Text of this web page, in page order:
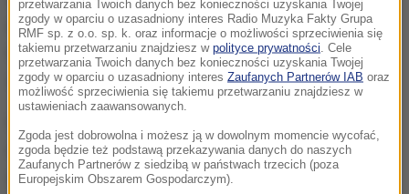
nakryciach głowy, niewychodzenie na zewnątrz, o ile
to możliwe, w godzinach najsilniejszej operacji
słonecznej, przyjmowanie dużych ilości płynów itp.
reguły dopiero w środku lata. W zeszłym roku w
okresie od maja do września ponad 95 tys. ludzi
przetwarzania Twoich danych bez konieczności uzyskania Twojej
zgody w oparciu o uzasadniony interes Radio Muzyka Fakty Grupa
RMF sp. z o.o. sp. k. oraz informacje o możliwości sprzeciwienia się
takiemu przetwarzaniu znajdziesz w polityce prywatności . Cele
przetwarzania Twoich danych bez konieczności uzyskania Twojej
zgody w oparciu o uzasadniony interes Zaufanych Partnerów IAB oraz
możliwość sprzeciwienia się takiemu przetwarzaniu znajdziesz w
ustawieniach zaawansowanych.
Zgoda jest dobrowolna i możesz ją w dowolnym momencie wycofać,
zgoda będzie też podstawą przekazywania danych do naszych
Zaufanych Partnerów z siedzibą w państwach trzecich (poza
Europejskim Obszarem Gospodarczym).